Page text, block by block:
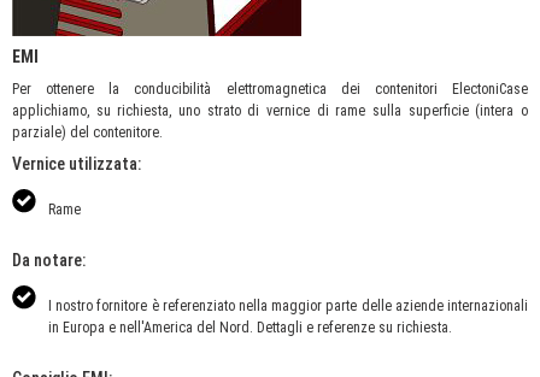
EMI
Per ottenere la conducibilità elettromagnetica dei contenitori ElectoniCase
applichiamo, su richiesta, uno strato di vernice di rame sulla superficie (intera o
parziale) del contenitore.
Vernice utilizzata:
Rame
Da notare:
I nostro fornitore è referenziato nella maggior parte delle aziende internazionali
in Europa e nell'America del Nord. Dettagli e referenze su richiesta.